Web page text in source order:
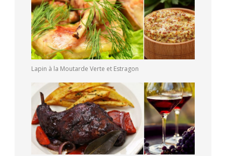
Lapin à la Moutarde Verte et Estragon